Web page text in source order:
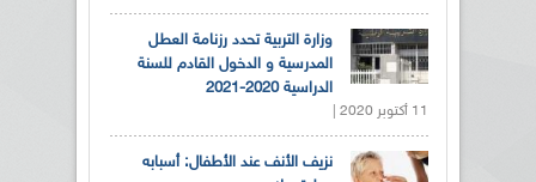
وزارة التربية تحدد رزنامة العطل
المدرسية و الدخول القادم للسنة
الدراسية 2020-2021
11 أكتوبر 2020 |
نزيف الأنف عند الأطفال: أسبابه